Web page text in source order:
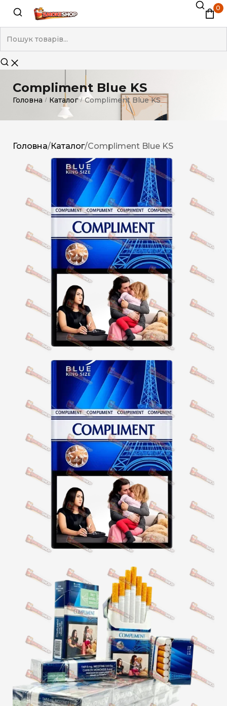
0
Compliment Blue KS
Головна / Каталог / Compliment Blue KS
Головна/Каталог/Compliment Blue KS